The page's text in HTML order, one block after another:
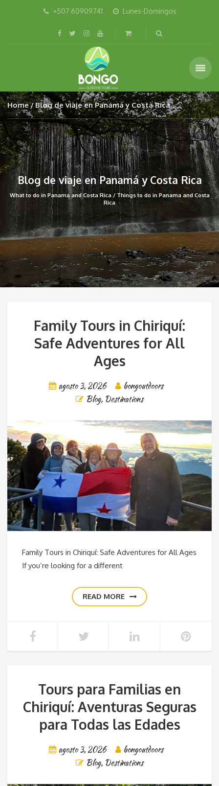
+507 60909741 Lunes-Domingos
Home Blog de viaje en Panamá y Costa Rica
Blog de viaje en Panamá y Costa Rica
What to do in Panama and Costa Rica / Things to do in Panama and Costa
Rica
Family Tours in Chiriquí:
Safe Adventures for All
Ages
agosto 3, 2026
bongoutdoors
Blog, Destinations
Family Tours in Chiriquí: Safe Adventures for All Ages
If you’re looking for a different
READ MORE
Tours para Familias en
Chiriquí: Aventuras Seguras
para Todas las Edades
agosto 3, 2026
bongoutdoors
Blog, Destinations